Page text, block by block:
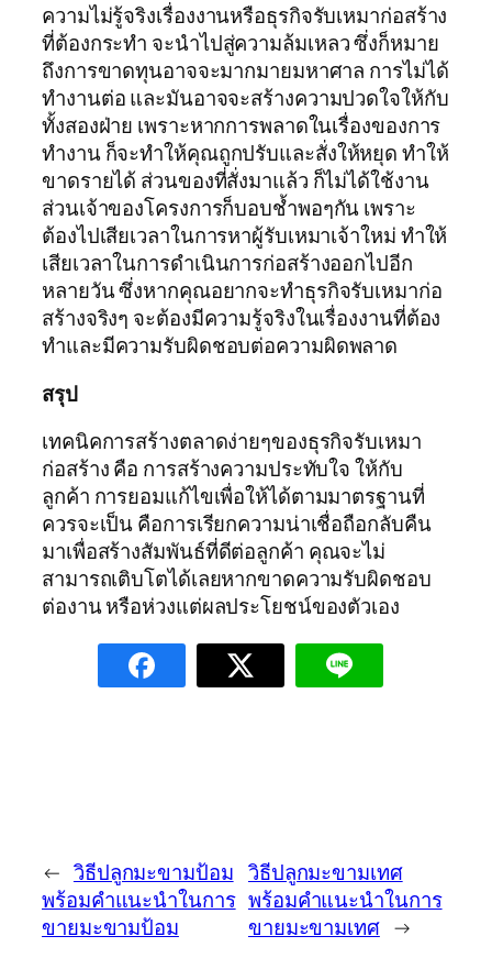
ความไม่รู้จริงเรื่องงานหรือธุรกิจรับเหมาก่อสร้าง
ที่ต้องกระทำ จะนำไปสู่ความล้มเหลว ซึ่งก็หมาย
ถึงการขาดทุนอาจจะมากมายมหาศาล การไม่ได้
ทำงานต่อ และมันอาจจะสร้างความปวดใจให้กับ
ทั้งสองฝ่าย เพราะหากการพลาดในเรื่องของการ
ทำงาน ก็จะทำให้คุณถูกปรับและสั่งให้หยุด ทำให้
ขาดรายได้ ส่วนของที่สั่งมาแล้ว ก็ไม่ได้ใช้งาน
ส่วนเจ้าของโครงการก็บอบช้ำพอๆกัน เพราะ
ต้องไปเสียเวลาในการหาผู้รับเหมาเจ้าใหม่ ทำให้
เสียเวลาในการดำเนินการก่อสร้างออกไปอีก
หลายวัน ซึ่งหากคุณอยากจะทำธุรกิจรับเหมาก่อ
สร้างจริงๆ จะต้องมีความรู้จริงในเรื่องงานที่ต้อง
ทำและมีความรับผิดชอบต่อความผิดพลาด
สรุป
เทคนิคการสร้างตลาดง่ายๆของธุรกิจรับเหมา
ก่อสร้าง คือ การสร้างความประทับใจ ให้กับ
ลูกค้า การยอมแก้ไขเพื่อให้ได้ตามมาตรฐานที่
ควรจะเป็น คือการเรียกความน่าเชื่อถือกลับคืน
มาเพื่อสร้างสัมพันธ์ที่ดีต่อลูกค้า คุณจะไม่
สามารถเติบโตได้เลยหากขาดความรับผิดชอบ
ต่องาน หรือห่วงแต่ผลประโยชน์ของตัวเอง
← วิธีปลูกมะขามป้อม
พร้อมคำแนะนำในการ
ขายมะขามป้อม
วิธีปลูกมะขามเทศ
พร้อมคำแนะนำในการ
ขายมะขามเทศ →